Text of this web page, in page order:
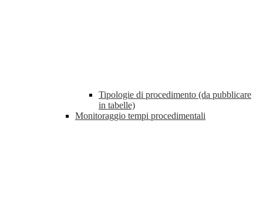
Tipologie di procedimento (da pubblicare
in tabelle)
Monitoraggio tempi procedimentali